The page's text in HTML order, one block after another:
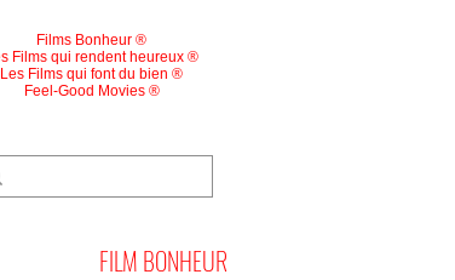
Films Bonheur ®
Films qui rendent heureux ®
Les Films qui font du bien ®
Feel-Good Movies ®
FILM BONHEUR